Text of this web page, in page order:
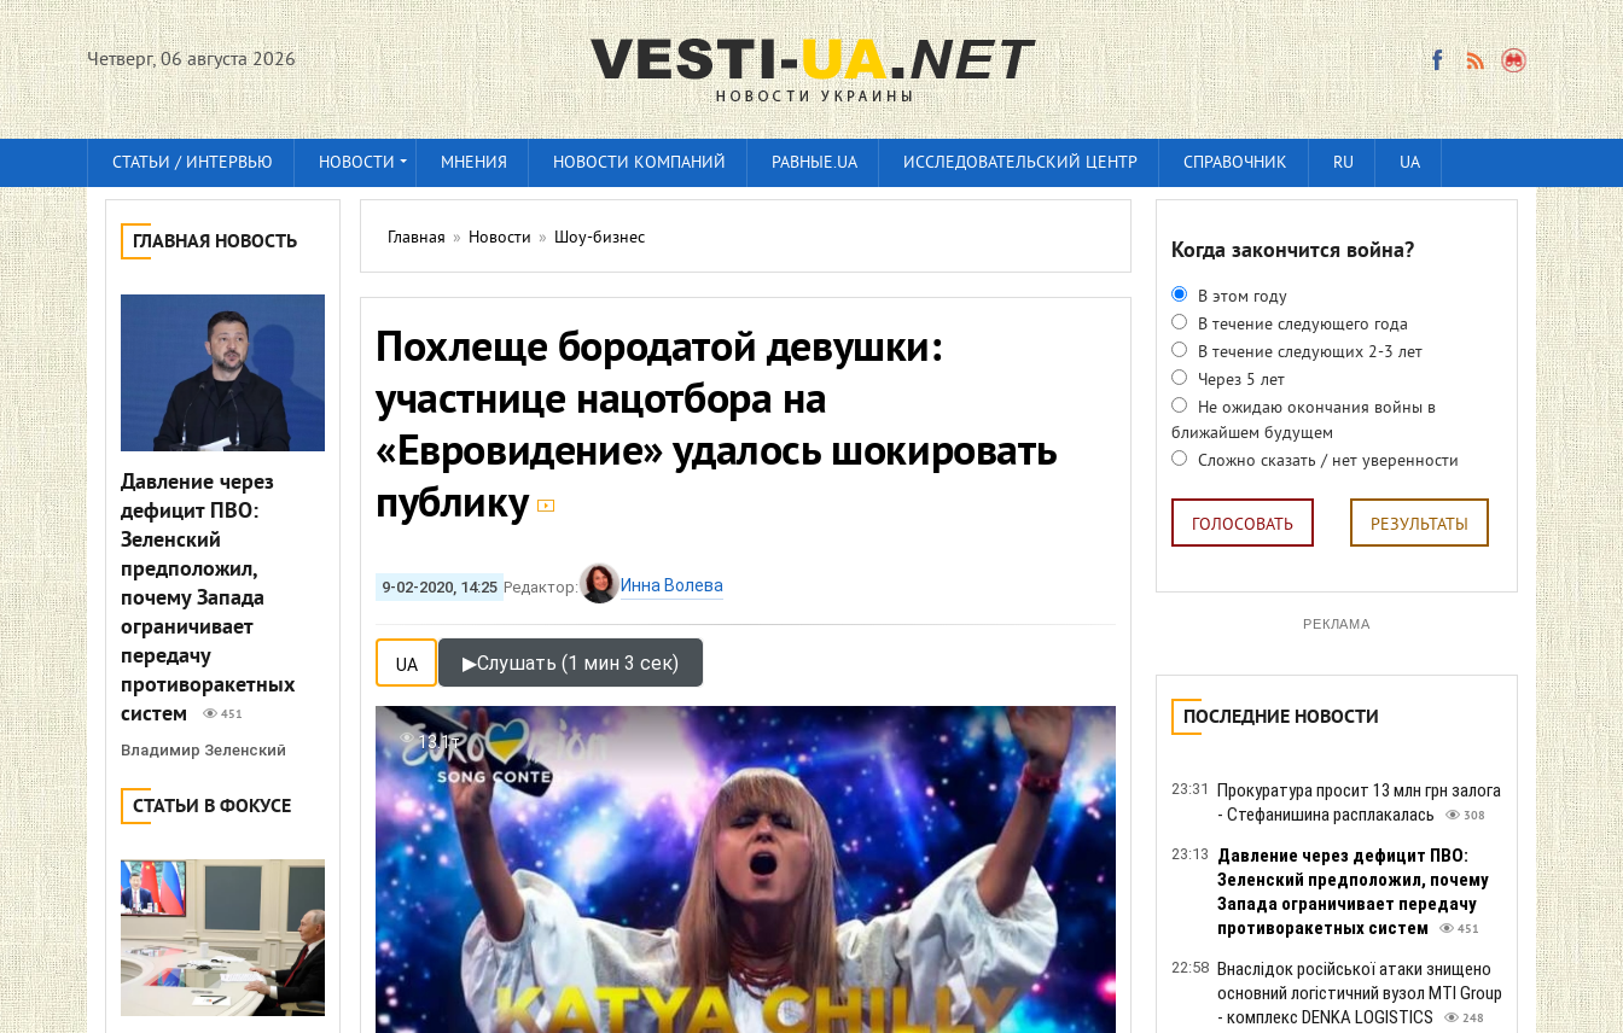
Четверг, 06 августа 2026
СТАТЬИ / ИНТЕРВЬЮ НОВОСТИ МНЕНИЯ НОВОСТИ КОМПАНИЙ РАВНЫЕ.UA ИССЛЕДОВАТЕЛЬСКИЙ ЦЕНТР СПРАВОЧНИК RU UA
ГЛАВНАЯ НОВОСТЬ
Давление через
дефицит ПВО:
Зеленский
предположил,
почему Запада
ограничивает
передачу
противоракетных
систем
451
Владимир Зеленский
СТАТЬИ В ФОКУСЕ
Главная » Новости » Шоу-бизнес
Похлеще бородатой девушки:
участнице нацотбора на
«Евровидение» удалось шокировать
публику
9-02-2020, 14:25 Редактор: Инна Волева
UA ▶Слушать (1 мин 3 сек)
13.1т
Когда закончится война?
В этом году
В течение следующего года
В течение следующих 2-3 лет
Через 5 лет
Не ожидаю окончания войны в
ближайшем будущем
Сложно сказать / нет уверенности
ГОЛОСОВАТЬ РЕЗУЛЬТАТЫ
РЕКЛАМА
ПОСЛЕДНИЕ НОВОСТИ
23:31 Прокуратура просит 13 млн грн залога
- Стефанишина расплакалась
308
23:13 Давление через дефицит ПВО:
Зеленский предположил, почему
Запада ограничивает передачу
противоракетных систем
451
22:58 Внаслідок російської атаки знищено
основний логістичний вузол MTI Group
- комплекс DENKA LOGISTICS
248